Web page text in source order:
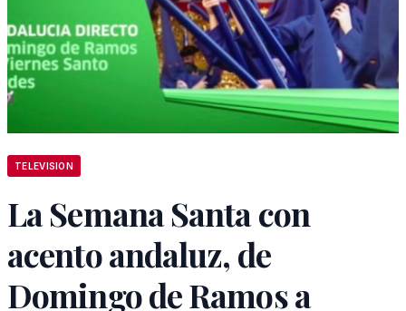
TELEVISION
La Semana Santa con
acento andaluz, de
Domingo de Ramos a